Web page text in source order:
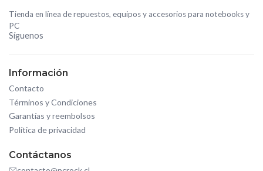
Tienda en línea de repuestos, equipos y accesorios para notebooks y
PC
Síguenos
Información
Contacto
Términos y Condiciones
Garantías y reembolsos
Política de privacidad
Contáctanos